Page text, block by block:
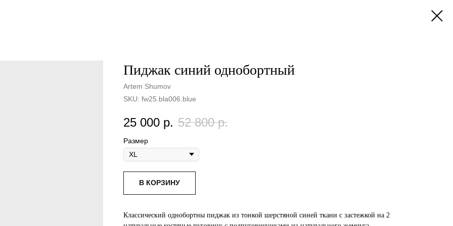
Пиджак синий однобортный
Artem Shumov
SKU: fw25.bla006.blue
25 000 р. 52 800 р.
Размер
В КОРЗИНУ
Классический однобортны пиджак из тонкой шерстяной синей ткани с застежкой на 2